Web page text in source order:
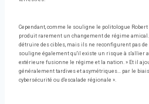
Cependant, comme le souligne le politologue Robert
produit rarement un changement de régime
détruire des cibles, mais ils ne reconfigurent pas
souligne également qu'il existe un risque à s'allier
extérieure fusionne le régime et la nation. » Et il
généralement tardives et asymétriques… par le
cybersécurité ou d'escalade régionale ».